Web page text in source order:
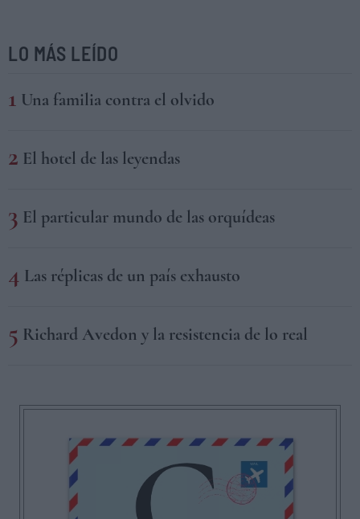
LO MÁS LEÍDO
Una familia contra el olvido
El hotel de las leyendas
El particular mundo de las orquídeas
Las réplicas de un país exhausto
Richard Avedon y la resistencia de lo real